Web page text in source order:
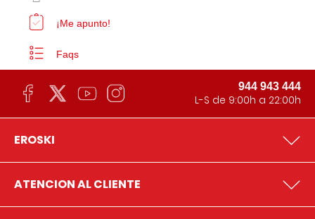
¡Me apunto!
Faqs
944 943 444
L-S de 9:00h a 22:00h
EROSKI
ATENCION AL CLIENTE